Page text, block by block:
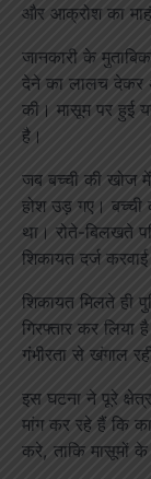
और आक्रोश का
जानकारी के
देने का लालच देकर
की। मासूम पर हुई
है।
जब बच्ची की खोज
होश उड़ गए।
था। रोते-बिलखते
शिकायत दर्ज
शिकायत मिलते ही
गिरफ्तार कर
गंभीरता से खंगाल
इस घटना ने पूरे
मांग कर रहे हैं कि
करे, ताकि मासूमों के